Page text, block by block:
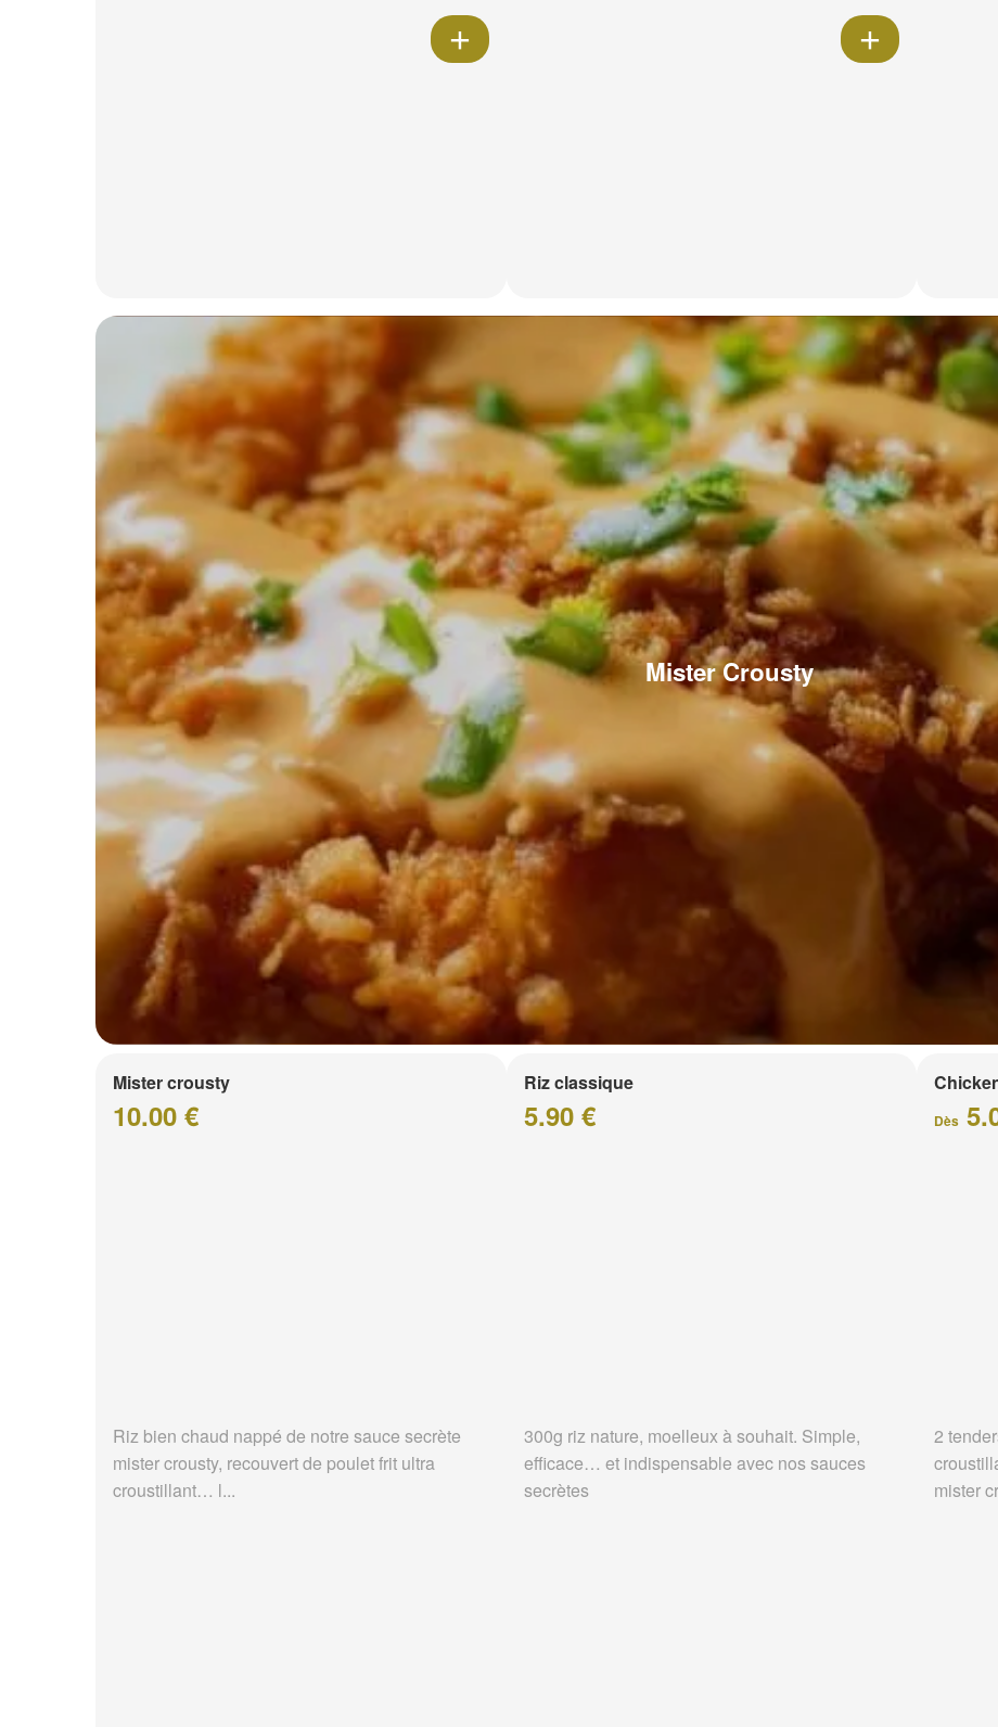
Mister Crousty
Mister crousty
10.00 €
Riz bien chaud nappé de notre sauce secrète
mister crousty, recouvert de poulet frit ultra
croustillant… l...
Riz classique
5.90 €
300g riz nature, moelleux à souhait. Simple,
efficace… et indispensable avec nos sauces
secrètes
Dès
2
mister